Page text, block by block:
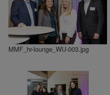
MMF_hr-lounge_WU-003.jpg